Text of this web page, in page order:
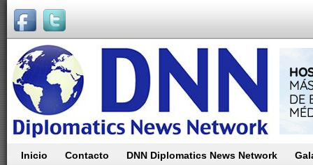
Inicio Contacto DNN Diplomatics News Network